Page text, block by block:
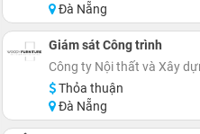
Đà Nẵng
Giám sát Công trình
Công ty Nội thất và Xây
Thỏa thuận
Đà Nẵng